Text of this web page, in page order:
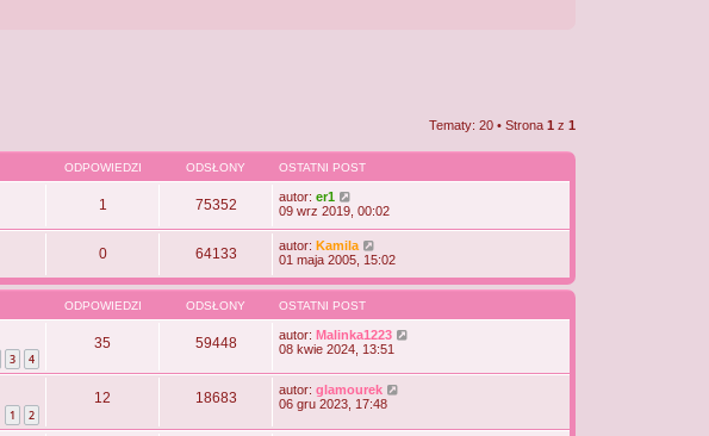
Tematy: 20 • Strona 1 z 1
ODPOWIEDZI ODSŁONY OSTATNI POST
1 75352 autor: er1
09 wrz 2019, 00:02
0 64133 autor: Kamila
01 maja 2005, 15:02
ODPOWIEDZI ODSŁONY OSTATNI POST
3 4
35 59448 autor: Malinka1223
08 kwie 2024, 13:51
1 2
12 18683 autor: glamourek
06 gru 2023, 17:48